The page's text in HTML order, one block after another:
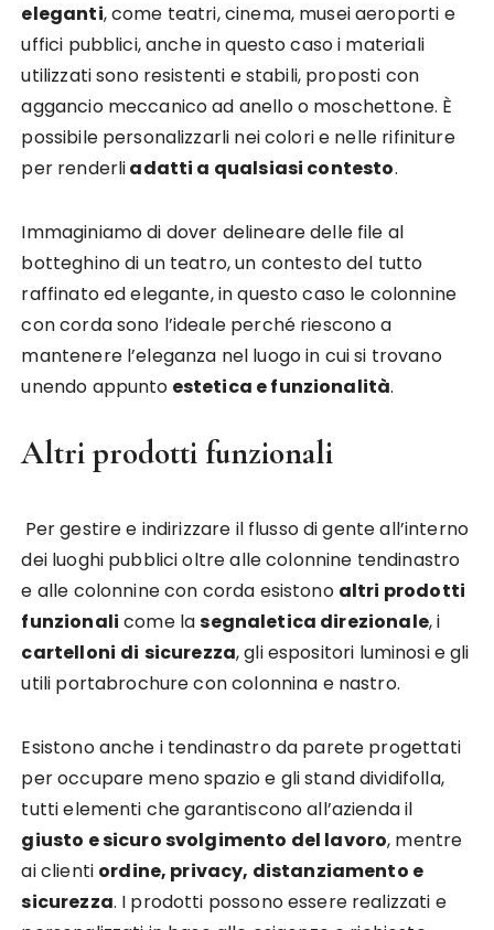
eleganti, come teatri, cinema, musei aeroporti e
uffici pubblici, anche in questo caso i materiali
utilizzati sono resistenti e stabili, proposti con
aggancio meccanico ad anello o moschettone. È
possibile personalizzarli nei colori e nelle rifiniture
per renderliadatti a qualsiasi contesto.
Immaginiamo di dover delineare delle file al
botteghino di un teatro, un contesto del tutto
raffinato ed elegante, in questo caso le colonnine
con corda sono l’ideale perché riescono a
mantenere l’eleganza nel luogo in cui si trovano
unendo appunto estetica e funzionalità.
Altri prodotti funzionali
Per gestire e indirizzare il flusso di gente all’interno
dei luoghi pubblici oltre alle colonnine tendinastro
e alle colonnine con corda esistono altri prodotti
funzionali come lasegnaletica direzionale, i
cartelloni di sicurezza, gli espositori luminosi e gli
utili portabrochure con colonnina e nastro.
Esistono anche i tendinastro da parete progettati
per occupare meno spazio e gli stand dividifolla,
tutti elementi che garantiscono all’azienda il
giusto e sicuro svolgimento del lavoro, mentre
ai clienti ordine, privacy, distanziamento e
sicurezza. I prodotti possono essere realizzati e